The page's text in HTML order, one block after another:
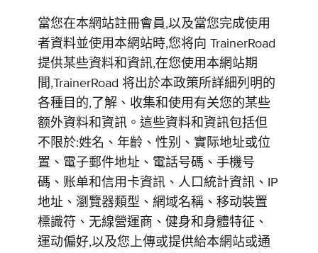
當您在本網站註冊會員,以及當您完成使用
者資料並使用本網站時,您将向 TrainerRoad
提供某些資料和資訊,在您使用本網站期
間,TrainerRoad 将出於本政策所詳細列明的
各種目的,了解、收集和使用有关您的某些
额外資料和資訊。這些資料和資訊包括但
不限於:姓名、年齡、性别、實际地址或位
置、電子郵件地址、電話号碼、手機号
碼、账单和信用卡資訊、人口統計資訊、IP
地址、瀏覽器類型、網域名稱、移动裝置
標識符、无線營運商、健身和身體特征、
運动偏好,以及您上傳或提供給本網站或通